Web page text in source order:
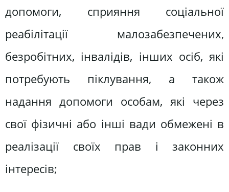
допомоги, сприяння соціальної
реабілітації малозабезпечених,
безробітних, інвалідів, інших осіб, які
потребують піклування, а також
надання допомоги особам, які через
свої фізичні або інші вади обмежені в
реалізації своїх прав і законних
інтересів;